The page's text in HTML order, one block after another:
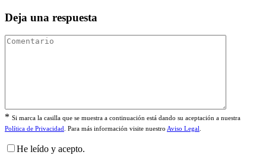
Deja una respuesta
* Si marca la casilla que se muestra a continuación está dando su aceptación a nuestra
Política de Privacidad. Para más información visite nuestro Aviso Legal.
He leído y acepto.